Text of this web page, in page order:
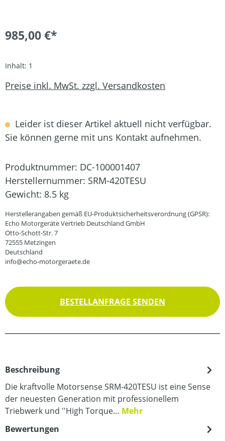
985,00 €*
Inhalt: 1
Preise inkl. MwSt. zzgl. Versandkosten
Leider ist dieser Artikel aktuell nicht verfügbar.
Sie können gerne mit uns Kontakt aufnehmen.
Produktnummer: DC-100001407
Herstellernummer: SRM-420TESU
Gewicht: 8.5 kg
Herstellerangaben gemäß EU-Produktsicherheitsverordnung (GPSR):
Echo Motorgeräte Vertrieb Deutschland GmbH
Otto-Schott-Str. 7
72555 Metzingen
Deutschland
info@echo-motorgeraete.de
BESTELLANFRAGE SENDEN
Beschreibung
Die kraftvolle Motorsense SRM-420TESU ist eine Sense
der neuesten Generation mit professionellem
Triebwerk und ''High Torque… Mehr
Bewertungen